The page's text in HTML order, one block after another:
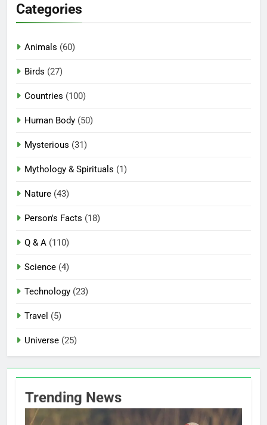
Categories
Animals (60)
Birds (27)
Countries (100)
Human Body (50)
Mysterious (31)
Mythology & Spirituals (1)
Nature (43)
Person's Facts (18)
Q & A (110)
Science (4)
Technology (23)
Travel (5)
Universe (25)
Trending News